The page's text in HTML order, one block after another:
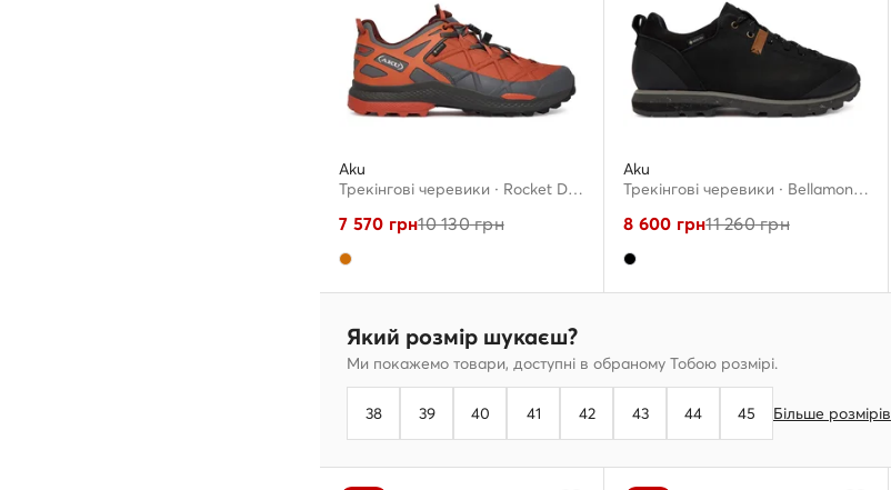
Aku
Трекінгові черевики · Rocket Dfs Gtx 726 · Оранжевий
7 570 грн10 130грн
Aku
Трекінгові черевики · Bellamont Gtx 528.4 · Чорний
8 600 грн11 260грн
Який розмір шукаєш?
Ми покажемо товари, доступні в обраному Тобою розмірі.
38 39 40 41 42 43 44 45 Більше розмірів